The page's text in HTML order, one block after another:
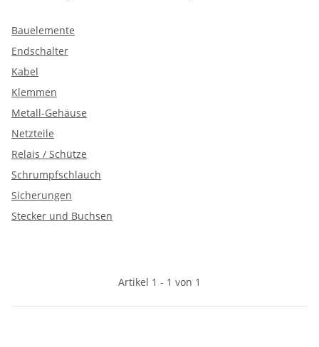
Bauelemente
Endschalter
Kabel
Klemmen
Metall-Gehäuse
Netzteile
Relais / Schütze
Schrumpfschlauch
Sicherungen
Stecker und Buchsen
Artikel 1 - 1 von 1